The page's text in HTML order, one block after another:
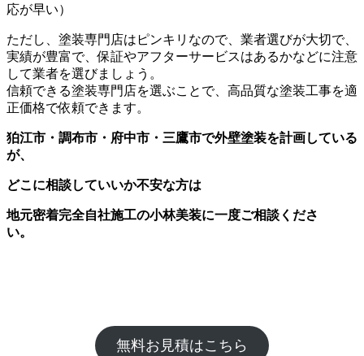
応が早い）
ただし、塗装専門店はピンキリなので、業者選びが大切で、
実績が豊富で、保証やアフターサービスはあるかなどに注意
して業者を選びましょう。
信頼できる塗装専門店を選ぶことで、高品質な塗装工事を適
正価格で依頼できます。
狛江市・調布市・府中市・三鷹市で外壁塗装を計画している
が、
どこに相談していいか不安な方は
地元密着完全自社施工の小林美装に一度ご相談くださ
い。
無料お見積はこちら